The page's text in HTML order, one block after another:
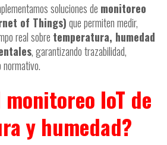
soluciones de monitoreo
of Things)que permiten medir,
real sobre temperatura, humedad
, garantizando trazabilidad,
monitoreo IoT de
y humedad?